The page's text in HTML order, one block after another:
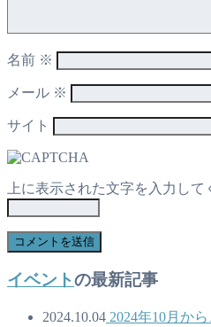
名前 ※
メール ※
サイト
上に表示された文字を入力して
イベントの最新記事
2024.10.04 2024年10月か